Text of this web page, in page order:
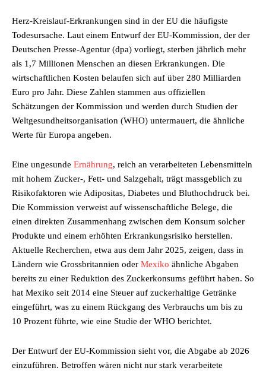
Herz-Kreislauf-Erkrankungen sind in der EU die häufigste
Todesursache. Laut einem Entwurf der EU-Kommission, der der
Deutschen Presse-Agentur (dpa) vorliegt, sterben jährlich mehr
als 1,7 Millionen Menschen an diesen Erkrankungen. Die
wirtschaftlichen Kosten belaufen sich auf über 280 Milliarden
Euro pro Jahr. Diese Zahlen stammen aus offiziellen
Schätzungen der Kommission und werden durch Studien der
Weltgesundheitsorganisation (WHO) untermauert, die ähnliche
Werte für Europa angeben.
Eine ungesunde Ernährung, reich an verarbeiteten Lebensmitteln
mit hohem Zucker-, Fett- und Salzgehalt, trägt massgeblich zu
Risikofaktoren wie Adipositas, Diabetes und Bluthochdruck bei.
Die Kommission verweist auf wissenschaftliche Belege, die
einen direkten Zusammenhang zwischen dem Konsum solcher
Produkte und einem erhöhten Erkrankungsrisiko herstellen.
Aktuelle Recherchen, etwa aus dem Jahr 2025, zeigen, dass in
Ländern wie Grossbritannien oder Mexiko ähnliche Abgaben
bereits zu einer Reduktion des Zuckerkonsums geführt haben. So
hat Mexiko seit 2014 eine Steuer auf zuckerhaltige Getränke
eingeführt, was zu einem Rückgang des Verbrauchs um bis zu
10 Prozent führte, wie eine Studie der WHO berichtet.
Der Entwurf der EU-Kommission sieht vor, die Abgabe ab 2026
einzuführen. Betroffen wären nicht nur stark verarbeitete